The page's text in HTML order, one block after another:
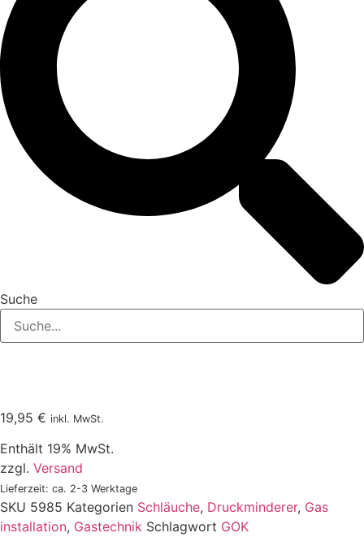
Suche
19,95 € inkl. MwSt.
Enthält 19% MwSt.
zzgl. Versand
Lieferzeit: ca. 2-3 Werktage
SKU 5985 Kategorien Schläuche, Druckminderer, Gas
installation, Gastechnik Schlagwort GOK